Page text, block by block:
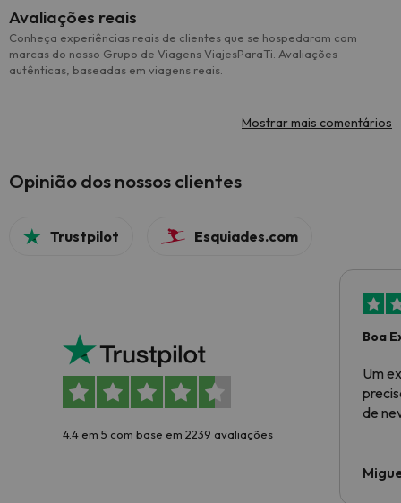
Avaliações reais
Conheça experiências reais de clientes que se hospedaram com
marcas do nosso Grupo de Viagens ViajesParaTi. Avaliações
autênticas, baseadas em viagens reais.
Mostrar mais comentários
Opinião dos nossos clientes
Trustpilot Esquiades.com
4.4 em 5 com base em 2239 avaliações
Boa
Um
de